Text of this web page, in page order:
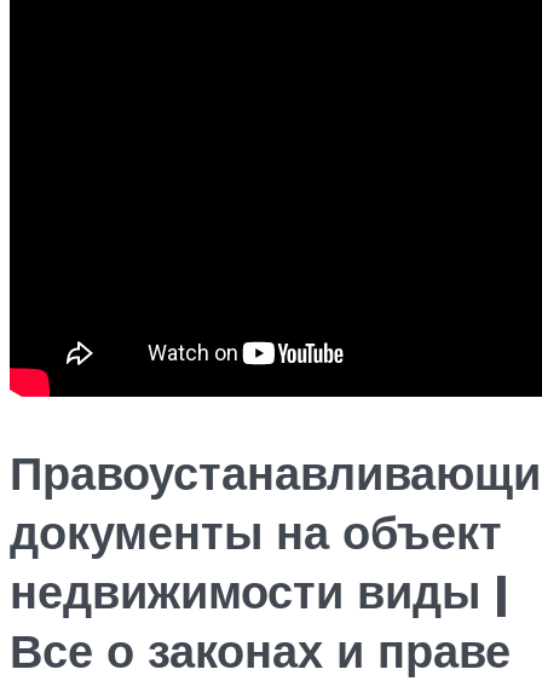
документы на объект
недвижимости виды |
Все о законах и праве